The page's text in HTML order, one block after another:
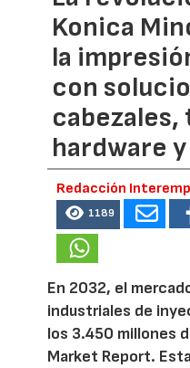
Konica
la
con
hardware
Redacción
1189
En 2032, el
industriales de
los 3.450 millones
Market Report.